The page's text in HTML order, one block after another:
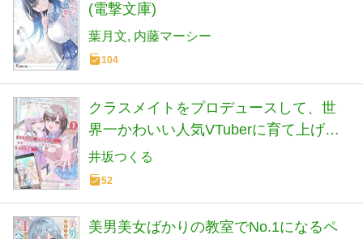
(電撃文庫)
葉月文 内藤マーシー
104
クラスメイトをプロデュースして、世
界一かわいい人気VTuberに育て上げる
まで 1 (HJ文庫 い 07-01-01)
井坂つくる
52
美男美女ばかりの教室でNo.1になるペ